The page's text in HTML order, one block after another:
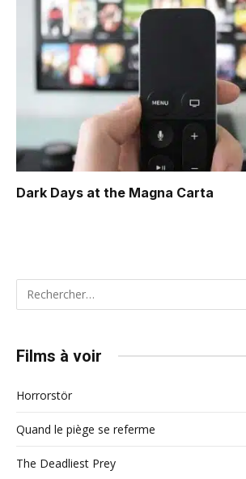
Dark Days at the Magna Carta
Films à voir
Horrorstör
Quand le piège se referme
The Deadliest Prey